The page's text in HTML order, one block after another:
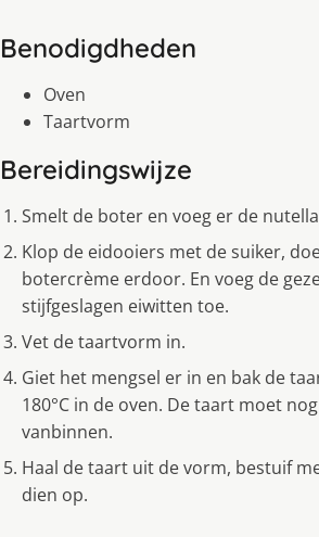
Benodigdheden
Oven
Taartvorm
Bereidingswijze
Smelt de boter en voeg er de
Klop de eidooiers met de suiker,
botercrème erdoor. En voeg de
stijfgeslagen eiwitten toe.
Vet de taartvorm in.
Giet het mengsel er in en bak de
180°C in de oven. De taart moet
vanbinnen.
Haal de taart uit de vorm, bestuif
dien op.